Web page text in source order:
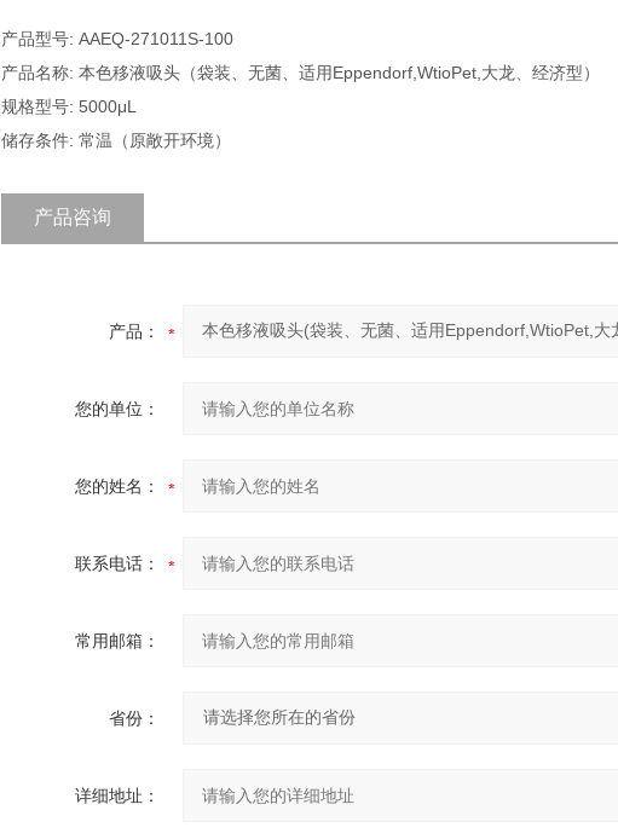
产品型号: AAEQ-271011S-100
产品名称: 本色移液吸头（袋装、无菌、适用Eppendorf,WtioPet,大龙、经济型）
规格型号: 5000μL
储存条件: 常温（原敞开环境）
产品咨询
产品：
您的单位：
您的姓名：
联系电话：
常用邮箱：
省份：
详细地址：